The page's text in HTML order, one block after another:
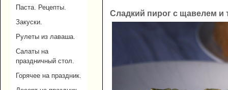
Паста. Рецепты.
Закуски.
Рулеты из лаваша.
Салаты на
праздничный стол.
Горячее на праздник.
Сладкий пирог с щавелем и